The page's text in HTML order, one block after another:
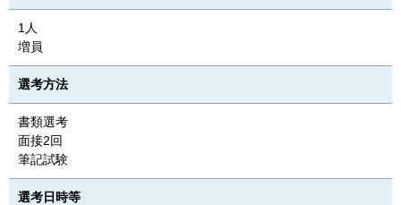
1人
増員
選考方法
書類選考
面接2回
筆記試験
選考日時等